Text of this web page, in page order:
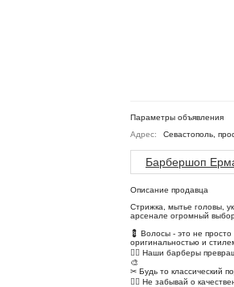
Параметры объявления
Адрес:
Севастополь,
Барбершоп
Описание продавца
Стрижка, мытье головы,
арсенале огромный
💈 Волосы - это не
оригинальностью и
💇‍♂ Наши барберы
🎨
✂ Будь то классический
💆‍♂ Не забывай о